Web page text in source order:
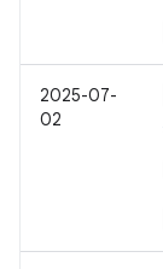
2025-07-
02